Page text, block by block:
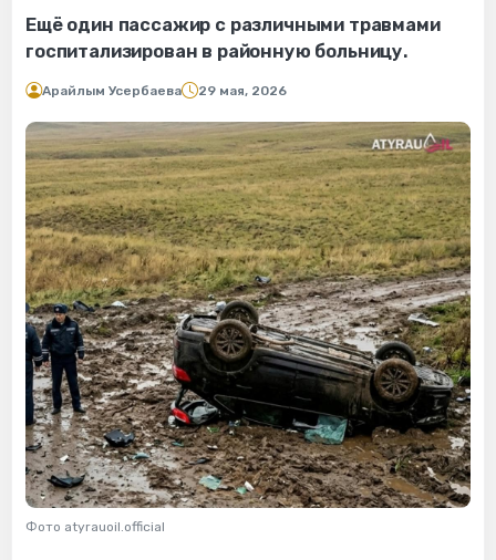
Ещё один пассажир с различными травмами
госпитализирован в районную больницу.
Арайлым Усербаева 29 мая, 2026
Фото atyrauoil.official